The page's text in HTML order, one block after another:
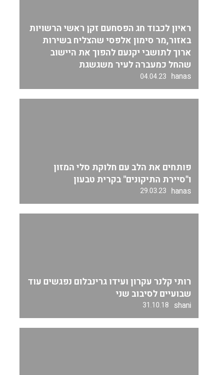
ראיון לכבוד חג הפסחעם זקן ראשי הרשויות
באזור,מר סימון אלפסי שהצליח בשירות
ארוך לתושבי יקנעם להפוך את היישוב
שהחל כמעברה לעיר משגשגת
hanas
04.04.23
פותחים את הלב עם חלוקת סלי המזון
ו"סיירת התיקונים" בקרית טבעון
hanas
29.03.23
רותי קלנר עקרון ועידו גרינבלום נפגשים עוד
שבועיים לסיבוב שני
shani
31.10.18